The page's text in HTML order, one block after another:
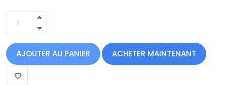
AJOUTER AU PANIER ACHETER MAINTENANT